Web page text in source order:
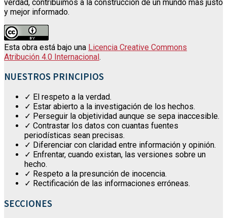
verdad, contribuimos a la construcción de un mundo más justo
y mejor informado.
Esta obra está bajo una Licencia Creative Commons
Atribución 4.0 Internacional.
NUESTROS PRINCIPIOS
✓ El respeto a la verdad.
✓ Estar abierto a la investigación de los hechos.
✓ Perseguir la objetividad aunque se sepa inaccesible.
✓ Contrastar los datos con cuantas fuentes
periodísticas sean precisas.
✓ Diferenciar con claridad entre información y opinión.
✓ Enfrentar, cuando existan, las versiones sobre un
hecho.
✓ Respeto a la presunción de inocencia.
✓ Rectificación de las informaciones erróneas.
SECCIONES